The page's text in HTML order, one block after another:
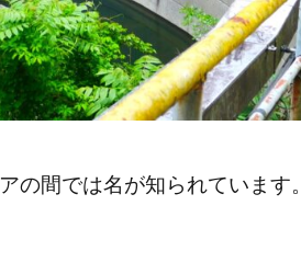
の間では名が知られています。